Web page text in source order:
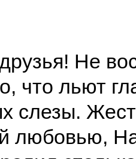
Не
что льют
слезы.
любовью,